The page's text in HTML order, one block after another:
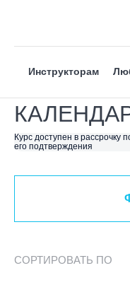
Инструкторам
Курс доступен в рассрочку
его подтверждения
ФИЛЬТР
ВИД СПОРТА
Я ХОЧУ
КАТЕГОРИЯ
ЛЕКТОР
СОРТИРОВАТЬ ПО